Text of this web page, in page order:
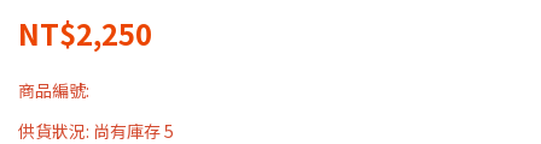
NT$2,250
商品編號:
供貨狀況: 尚有庫存 5